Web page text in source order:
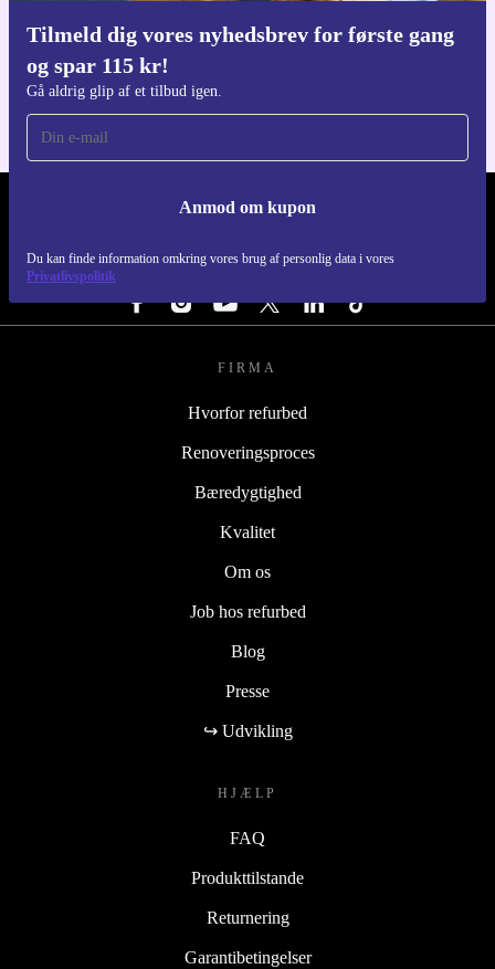
Tilmeld dig vores nyhedsbrev for første gang
og spar 115 kr!
Gå aldrig glip af et tilbud igen.
Anmod om kupon
Du kan finde information omkring vores brug af personlig data i vores
Privatlivspolitik
Download refurbed appen
REFURBED DANMARK - RETHINK NEW.
FØLG OS
FIRMA
Hvorfor refurbed
Renoveringsproces
Bæredygtighed
Kvalitet
Om os
Job hos refurbed
Blog
Presse
↪ Udvikling
HJÆLP
FAQ
Produkttilstande
Returnering
Garantibetingelser